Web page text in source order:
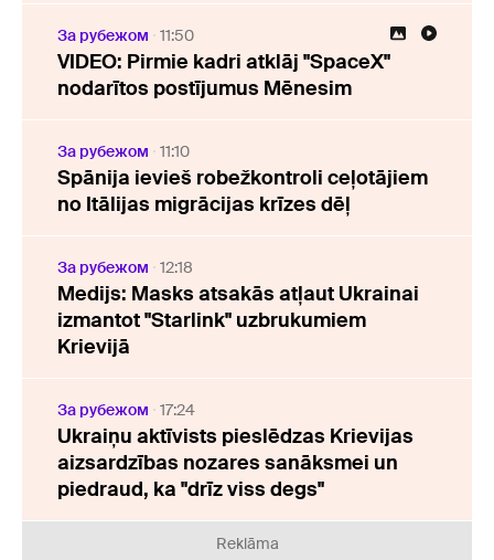
За рубежом 11:50
VIDEO: Pirmie kadri atklāj "SpaceX"
nodarītos postījumus Mēnesim
За рубежом 11:10
Spānija ievieš robežkontroli ceļotājiem
no Itālijas migrācijas krīzes dēļ
За рубежом 12:18
Medijs: Masks atsakās atļaut Ukrainai
izmantot "Starlink" uzbrukumiem
Krievijā
За рубежом 17:24
Ukraiņu aktīvists pieslēdzas Krievijas
aizsardzības nozares sanāksmei un
piedraud, ka "drīz viss degs"
Reklāma